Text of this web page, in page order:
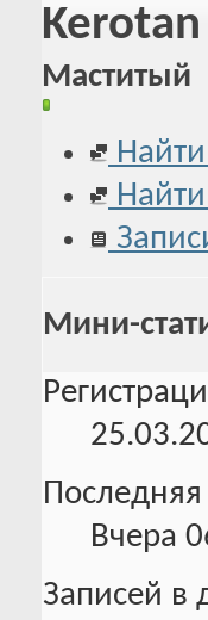
Kerotan
Маститый
Мини-
Последняя
Вчера
Записей в